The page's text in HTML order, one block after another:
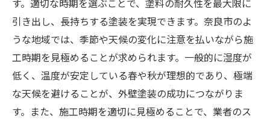
引き出し、長持ちする塗装を実現できます。奈良市のよ
うな地域では、季節や天候の変化に注意を払いながら施
工時期を見極めることが求められます。一般的に湿度が
低く、温度が安定している春や秋が理想的であり、極端
な天候を避けることが、外壁塗装の成功につながりま
す。また、施工時期を適切に見極めることで、業者のス